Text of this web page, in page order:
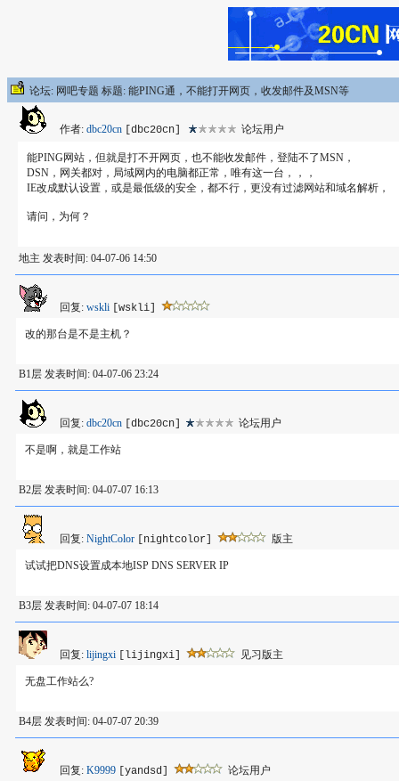
论坛: 网吧专题 标题: 能PING通，不能打开网页，收发邮件及MSN等
作者: dbc20cn [dbc20cn] 论坛用户
能PING网站，但就是打不开网页，也不能收发邮件，登陆不了MSN，
DSN，网关都对，局域网内的电脑都正常，唯有这一台，，，
IE改成默认设置，或是最低级的安全，都不行，更没有过滤网站和域名解析，
请问，为何？
地主 发表时间: 04-07-06 14:50
回复: wskli [wskli]
改的那台是不是主机？
B1层 发表时间: 04-07-06 23:24
回复: dbc20cn [dbc20cn] 论坛用户
不是啊，就是工作站
B2层 发表时间: 04-07-07 16:13
回复: NightColor [nightcolor] 版主
试试把DNS设置成本地ISP DNS SERVER IP
B3层 发表时间: 04-07-07 18:14
回复: lijingxi [lijingxi] 见习版主
无盘工作站么?
B4层 发表时间: 04-07-07 20:39
回复: K9999 [yandsd] 论坛用户